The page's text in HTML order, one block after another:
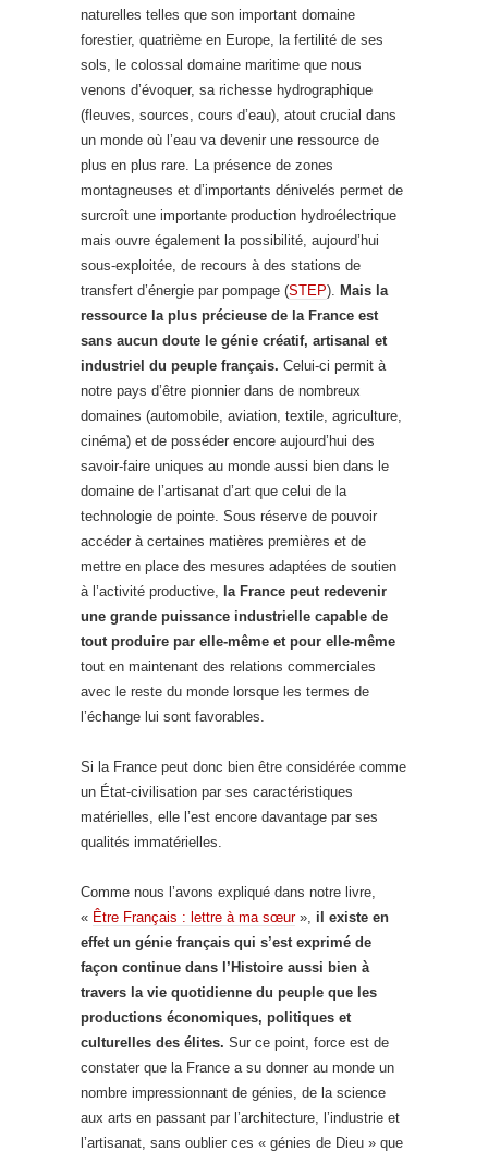
naturelles telles que son important domaine
forestier, quatrième en Europe, la fertilité de ses
sols, le colossal domaine maritime que nous
venons d’évoquer, sa richesse hydrographique
(fleuves, sources, cours d’eau), atout crucial dans
un monde où l’eau va devenir une ressource de
plus en plus rare. La présence de zones
montagneuses et d’importants dénivelés permet de
surcroît une importante production hydroélectrique
mais ouvre également la possibilité, aujourd’hui
sous-exploitée, de recours à des stations de
transfert d’énergie par pompage (STEP). Mais la
ressource la plus précieuse de la France est
sans aucun doute le génie créatif, artisanal et
industriel du peuple français. Celui-ci permit à
notre pays d’être pionnier dans de nombreux
domaines (automobile, aviation, textile, agriculture,
cinéma) et de posséder encore aujourd’hui des
savoir-faire uniques au monde aussi bien dans le
domaine de l’artisanat d’art que celui de la
technologie de pointe. Sous réserve de pouvoir
accéder à certaines matières premières et de
mettre en place des mesures adaptées de soutien
à l’activité productive, la France peut redevenir
une grande puissance industrielle capable de
tout produire par elle-même et pour elle-même
tout en maintenant des relations commerciales
avec le reste du monde lorsque les termes de
l’échange lui sont favorables.
Si la France peut donc bien être considérée comme
un État-civilisation par ses caractéristiques
matérielles, elle l’est encore davantage par ses
qualités immatérielles.
Comme nous l’avons expliqué dans notre livre,
« Être Français : lettre à ma sœur», il existe en
effet un génie français qui s’est exprimé de
façon continue dans l’Histoire aussi bien à
travers la vie quotidienne du peuple que les
productions économiques, politiques et
culturelles des élites. Sur ce point, force est de
constater que la France a su donner au monde un
nombre impressionnant de génies, de la science
aux arts en passant par l’architecture, l’industrie et
l’artisanat, sans oublier ces « génies de Dieu » que